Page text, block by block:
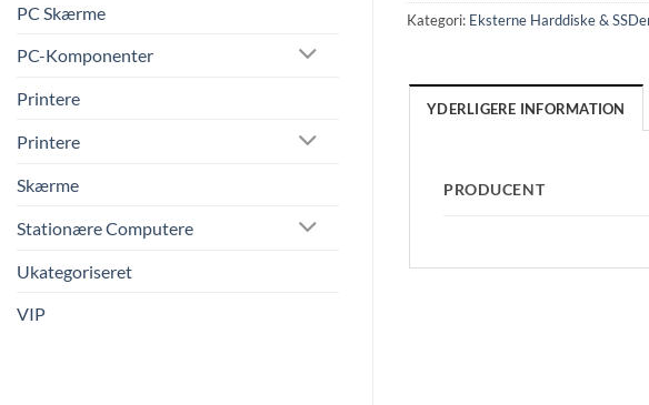
PC Skærme
PC-Komponenter
Printere
Printere
Skærme
Stationære Computere
Ukategoriseret
VIP
Kategori: Eksterne Harddiske &
YDERLIGERE INFORMATION
PRODUCENT